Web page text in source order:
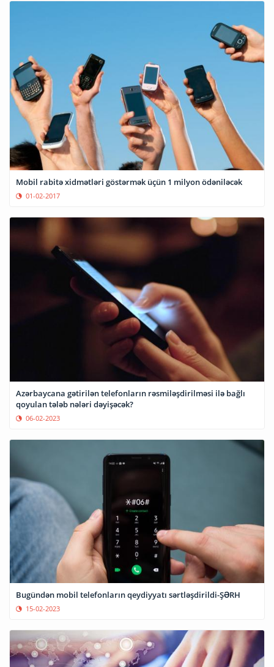
Mobil rabitə xidmətləri göstərmək üçün 1 milyon ödəniləcək
01-02-2017
Azərbaycana gətirilən telefonların rəsmiləşdirilməsi ilə bağlı
qoyulan tələb nələri dəyişəcək?
06-02-2023
Bugündən mobil telefonların qeydiyyatı sərtləşdirildi-ŞƏRH
15-02-2023